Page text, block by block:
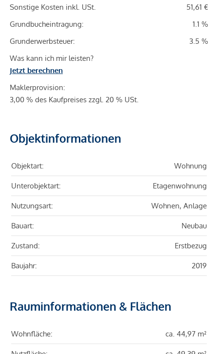
Sonstige Kosten inkl. USt.
51,61 €
Grundbucheintragung:
1.1 %
Grunderwerbsteuer:
3.5 %
Was kann ich mir leisten?
Jetzt berechnen
Maklerprovision:
3,00 % des Kaufpreises zzgl. 20 % USt.
Objektinformationen
Objektart: Wohnung
Unterobjektart: Etagenwohnung
Nutzungsart: Wohnen, Anlage
Bauart: Neubau
Zustand: Erstbezug
Baujahr: 2019
Rauminformationen & Flächen
Wohnfläche: ca. 44,97 m²